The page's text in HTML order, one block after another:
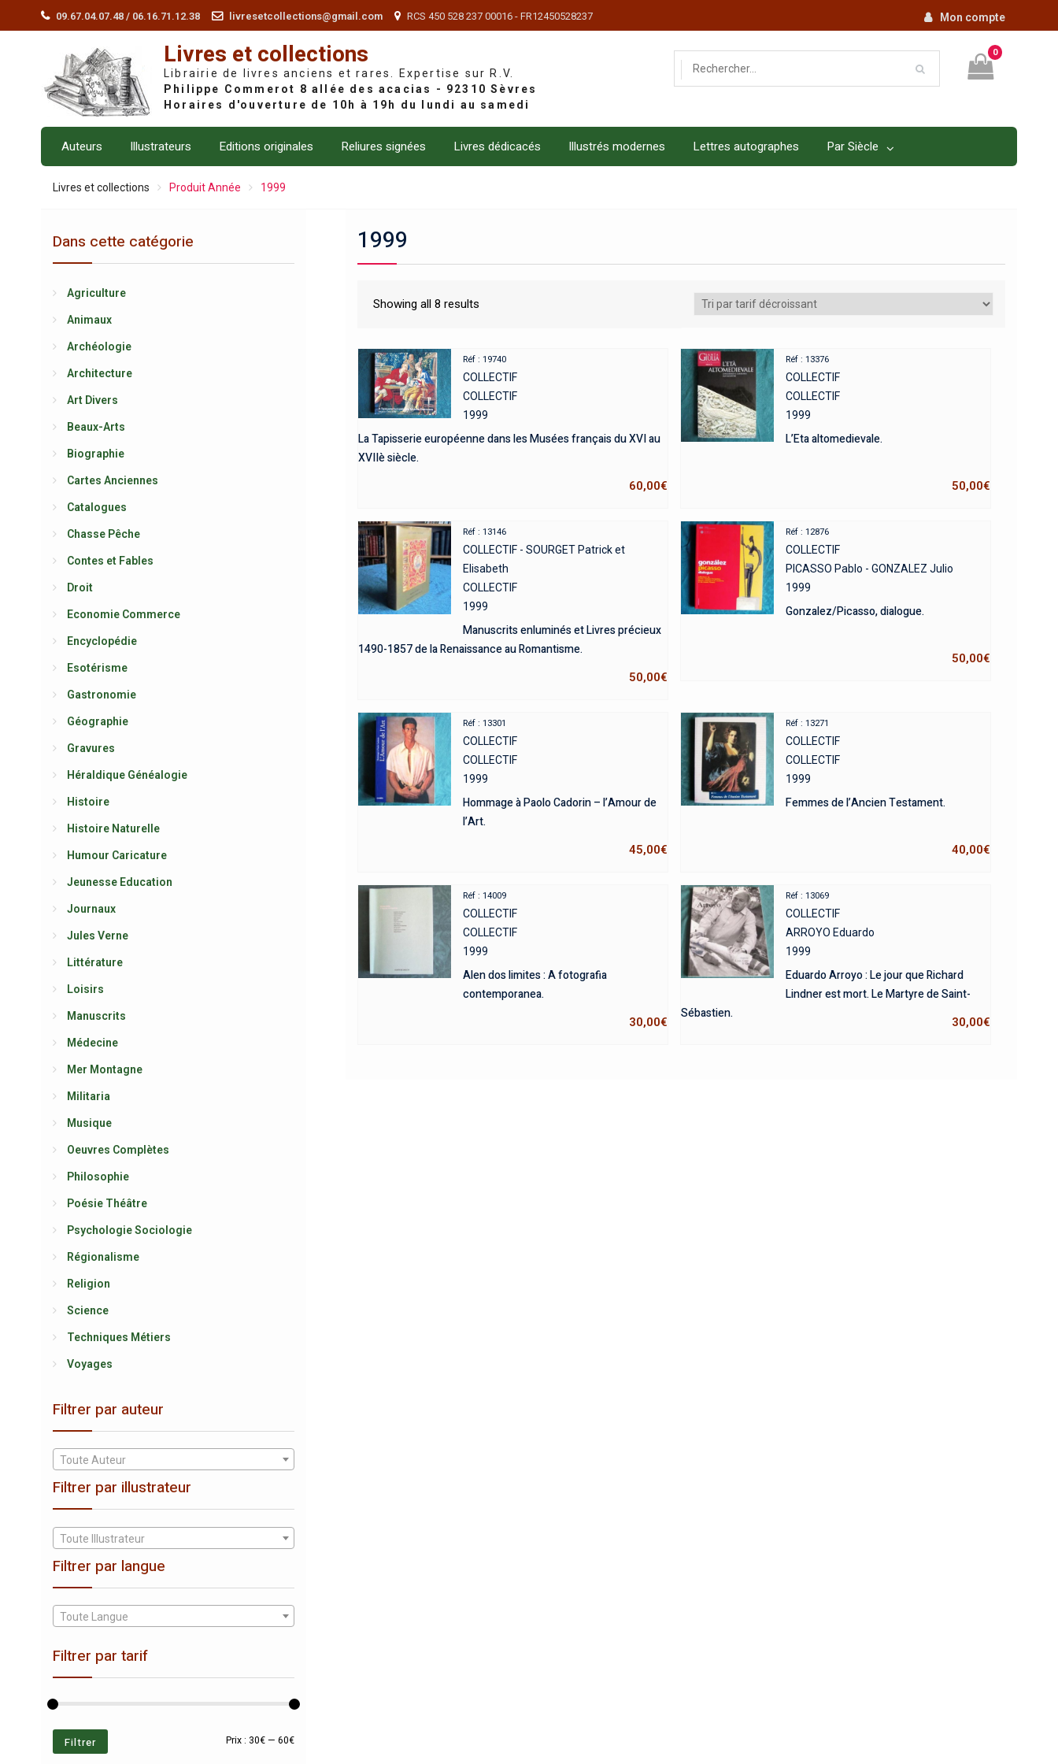
09.67.04.07.48 / 06.16.71.12.38 livresetcollections@gmail.com RCS 450 528 237 00016 - FR12450528237 Mon compte
Livres et collections
Librairie de livres anciens et rares. Expertise sur R.V.
0
Auteurs Illustrateurs Editions originales Reliures signées Livres dédicacés Illustrés modernes Lettres autographes Par Siècle
Livres et collections Produit Année 1999
1999
Showing all 8 results
Réf : 19740
COLLECTIF
COLLECTIF
1999
La Tapisserie européenne dans les Musées français du XVI au
XVIIè siècle.
60,00€
Réf : 13376
COLLECTIF
COLLECTIF
1999
L’Eta altomedievale.
50,00€
Réf : 13146
COLLECTIF - SOURGET Patrick et
Elisabeth
COLLECTIF
1999
Manuscrits enluminés et Livres précieux
1490-1857 de la Renaissance au Romantisme.
50,00€
Réf : 12876
COLLECTIF
PICASSO Pablo - GONZALEZ Julio
1999
Gonzalez/Picasso, dialogue.
50,00€
Réf : 13301
COLLECTIF
COLLECTIF
1999
Hommage à Paolo Cadorin – l’Amour de
l’Art.
45,00€
Réf : 13271
COLLECTIF
COLLECTIF
1999
Femmes de l’Ancien Testament.
40,00€
Réf : 14009
COLLECTIF
COLLECTIF
1999
Alen dos limites : A fotografia
contemporanea.
30,00€
Réf : 13069
COLLECTIF
ARROYO Eduardo
1999
Eduardo Arroyo : Le jour que Richard
Lindner est mort. Le Martyre de Saint-
Sébastien.
30,00€
Dans cette catégorie
Agriculture
Animaux
Archéologie
Architecture
Art Divers
Beaux-Arts
Biographie
Cartes Anciennes
Catalogues
Chasse Pêche
Contes et Fables
Droit
Economie Commerce
Encyclopédie
Esotérisme
Gastronomie
Géographie
Gravures
Héraldique Généalogie
Histoire
Histoire Naturelle
Humour Caricature
Jeunesse Education
Journaux
Jules Verne
Littérature
Loisirs
Manuscrits
Médecine
Mer Montagne
Militaria
Musique
Oeuvres Complètes
Philosophie
Poésie Théâtre
Psychologie Sociologie
Régionalisme
Religion
Science
Techniques Métiers
Voyages
Filtrer par auteur
Toute Auteur
Filtrer par illustrateur
Toute Illustrateur
Filtrer par langue
Toute Langue
Filtrer par tarif
Prix
Prix
Filtrer Prix : 30€ — 60€